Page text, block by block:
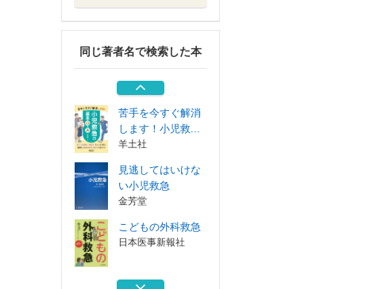
同じ著者名で検索した本
小児救急の基本「
子どもは苦手」...
羊土社
苦手を今すぐ解消
します！小児救...
羊土社
見逃してはいけな
い小児救急
金芳堂
こどもの外科救急
日本医事新報社
小児救急の基本「